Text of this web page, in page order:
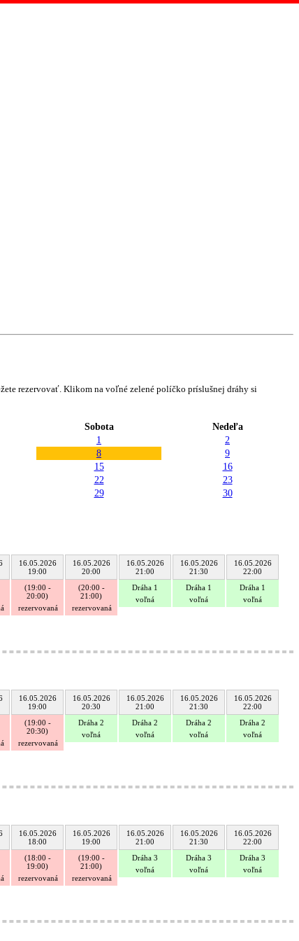
rezervovať. Klikom na voľné zelené políčko príslušnej dráhy si
Sobota
Nedeľa
1
2
8
9
15
16
22
23
29
30
16.05.2026
19:00
(19:00 -
20:00)
rezervovaná
16.05.2026
20:00
(20:00 -
21:00)
rezervovaná
16.05.2026
21:00
Dráha 1
voľná
16.05.2026
21:30
Dráha 1
voľná
16.05.2026
22:00
Dráha 1
voľná
16.05.2026
19:00
(19:00 -
20:30)
rezervovaná
16.05.2026
20:30
Dráha 2
voľná
16.05.2026
21:00
Dráha 2
voľná
16.05.2026
21:30
Dráha 2
voľná
16.05.2026
22:00
Dráha 2
voľná
16.05.2026
18:00
(18:00 -
19:00)
rezervovaná
16.05.2026
19:00
(19:00 -
21:00)
rezervovaná
16.05.2026
21:00
Dráha 3
voľná
16.05.2026
21:30
Dráha 3
voľná
16.05.2026
22:00
Dráha 3
voľná